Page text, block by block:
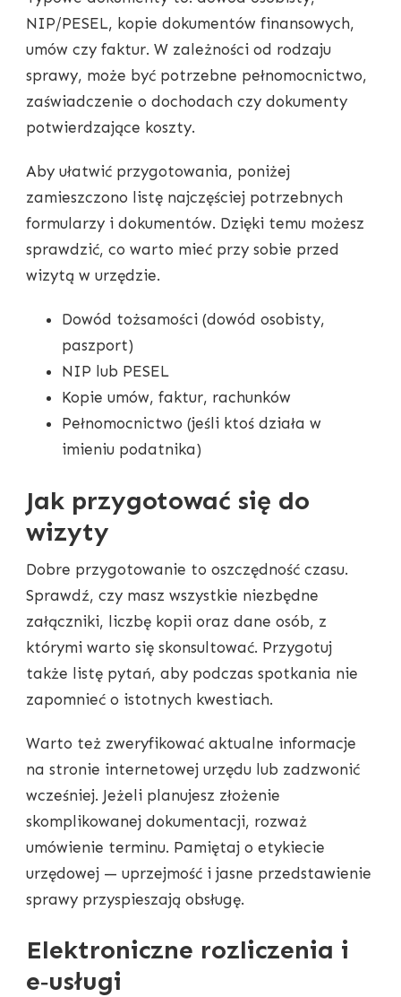
NIP/PESEL, kopie dokumentów finansowych,
umów czy faktur. W zależności od rodzaju
sprawy, może być potrzebne pełnomocnictwo,
zaświadczenie o dochodach czy dokumenty
potwierdzające koszty.
Aby ułatwić przygotowania, poniżej
zamieszczono listę najczęściej potrzebnych
formularzy i dokumentów. Dzięki temu możesz
sprawdzić, co warto mieć przy sobie przed
wizytą w urzędzie.
Dowód tożsamości (dowód osobisty,
paszport)
NIP lub PESEL
Kopie umów, faktur, rachunków
Pełnomocnictwo (jeśli ktoś działa w
imieniu podatnika)
Jak przygotować się do
wizyty
Dobre przygotowanie to oszczędność czasu.
Sprawdź, czy masz wszystkie niezbędne
załączniki, liczbę kopii oraz dane osób, z
którymi warto się skonsultować. Przygotuj
także listę pytań, aby podczas spotkania nie
zapomnieć o istotnych kwestiach.
Warto też zweryfikować aktualne informacje
na stronie internetowej urzędu lub zadzwonić
wcześniej. Jeżeli planujesz złożenie
skomplikowanej dokumentacji, rozważ
umówienie terminu. Pamiętaj o etykiecie
urzędowej — uprzejmość i jasne przedstawienie
sprawy przyspieszają obsługę.
Elektroniczne rozliczenia i
e‑usługi